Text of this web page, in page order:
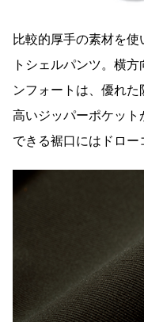
比較的厚手の素材を
トシェルパンツ。横
ンフォートは、優れ
高いジッパーポケッ
できる裾口にはドロー